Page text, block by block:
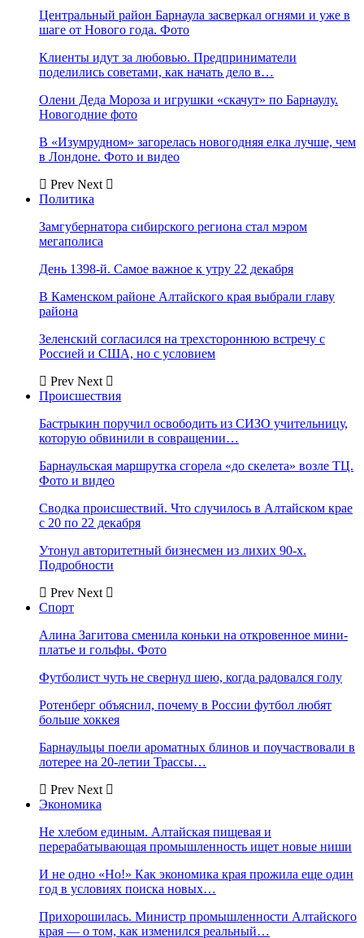
Центральный район Барнаула засверкал огнями и уже в
шаге от Нового года. Фото
Клиенты идут за любовью. Предприниматели
поделились советами, как начать дело в…
Олени Деда Мороза и игрушки «скачут» по Барнаулу.
Новогодние фото
В «Изумрудном» загорелась новогодняя елка лучше, чем
в Лондоне. Фото и видео
Prev Next
Политика
Замгубернатора сибирского региона стал мэром
мегаполиса
День 1398-й. Самое важное к утру 22 декабря
В Каменском районе Алтайского края выбрали главу
района
Зеленский согласился на трехстороннюю встречу с
Россией и США, но с условием
Prev Next
Происшествия
Бастрыкин поручил освободить из СИЗО учительницу,
которую обвинили в совращении…
Барнаульская маршрутка сгорела «до скелета» возле ТЦ.
Фото и видео
Сводка происшествий. Что случилось в Алтайском крае
с 20 по 22 декабря
Утонул авторитетный бизнесмен из лихих 90-х.
Подробности
Prev Next
Спорт
Алина Загитова сменила коньки на откровенное мини-
платье и гольфы. Фото
Футболист чуть не свернул шею, когда радовался голу
Ротенберг объяснил, почему в России футбол любят
больше хоккея
Барнаульцы поели ароматных блинов и поучаствовали в
лотерее на 20-летии Трассы…
Prev Next
Экономика
Не хлебом единым. Алтайская пищевая и
перерабатывающая промышленность ищет новые ниши
И не одно «Но!» Как экономика края прожила еще один
год в условиях поиска новых…
Прихорошилась. Министр промышленности Алтайского
края — о том, как изменился реальный…